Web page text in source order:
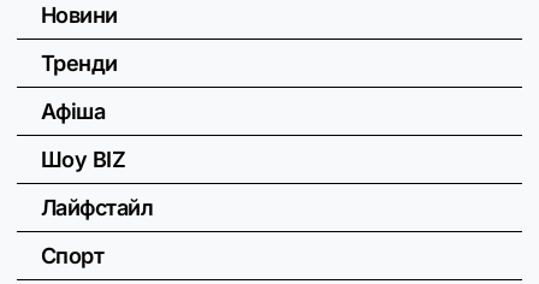
Новини
Тренди
Афіша
Шоу BIZ
Лайфстайл
Спорт